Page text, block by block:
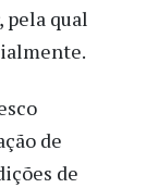
pela qual
de
de